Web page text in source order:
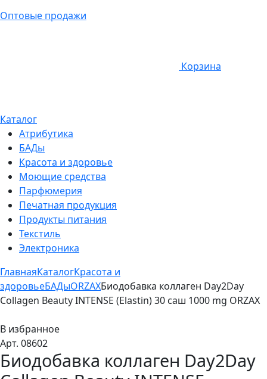
Оптовые продажи
Корзина
Каталог
Атрибутика
БАДы
Красота и здоровье
Моющие средства
Парфюмерия
Печатная продукция
Продукты питания
Текстиль
Электроника
ГлавнаяКаталогКрасота и
здоровьеБАДыORZAXБиодобавка коллаген Day2Day
Collagen Beauty INTENSE (Elastin) 30 саш 1000 mg ORZAX
В избранное
Арт. 08602
Биодобавка коллаген Day2Day